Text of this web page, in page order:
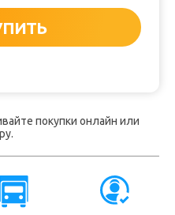
покупки онлайн или